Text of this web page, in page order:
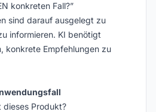
konkreten Fall?”
sind darauf ausgelegt zu
informieren. KI benötigt
konkrete Empfehlungen zu
dieses Produkt?